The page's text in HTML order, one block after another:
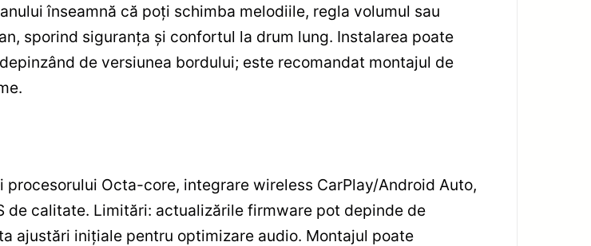
înseamnă că poți schimba melodiile, regla volumul sau
sporind siguranța și confortul la drum lung. Instalarea poate
de versiunea bordului; este recomandat montajul de
Octa-core, integrare wireless CarPlay/Android Auto,
de calitate. Limitări: actualizările firmware pot depinde de
ajustări inițiale pentru optimizare audio. Montajul poate